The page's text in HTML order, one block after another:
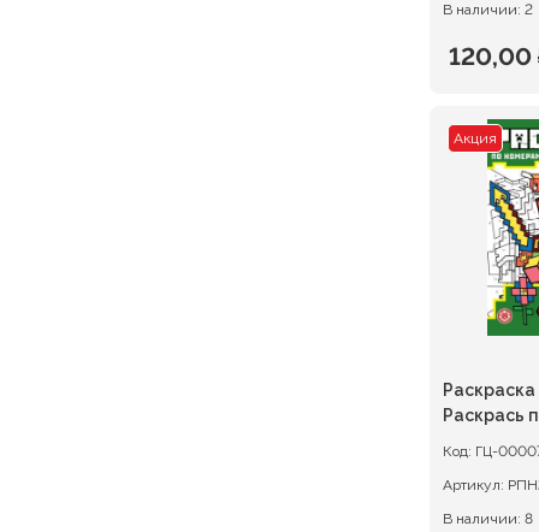
В наличии: 2
150,00
120,00
120,00
Акция
Раскрась
Код: ГЦ-
Артикул:
В наличии: 8